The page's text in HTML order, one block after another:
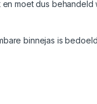
moet dus behandeld
binnejas is